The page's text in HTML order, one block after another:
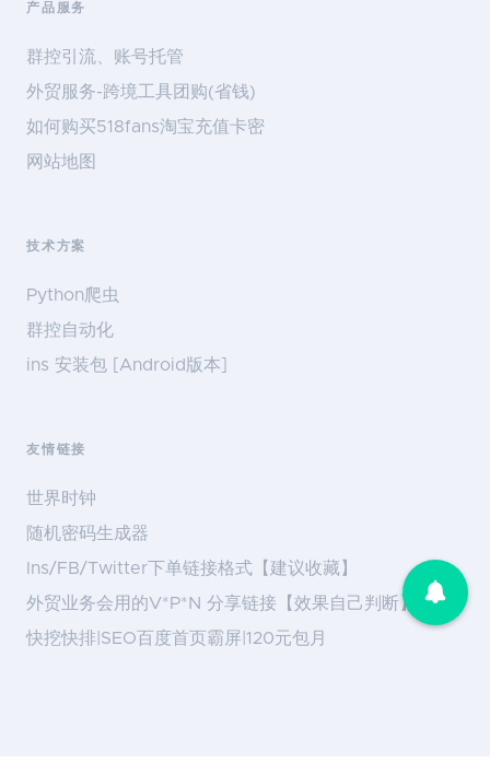
产品服务
群控引流、账号托管
外贸服务-跨境工具团购(省钱)
如何购买518fans淘宝充值卡密
网站地图
技术方案
Python爬虫
群控自动化
ins 安装包 [Android版本]
友情链接
世界时钟
随机密码生成器
Ins/FB/Twitter下单链接格式【建议收藏】
外贸业务会用的V*P*N 分享链接【效果自己判断】
快挖快排|SEO百度首页霸屏|120元包月